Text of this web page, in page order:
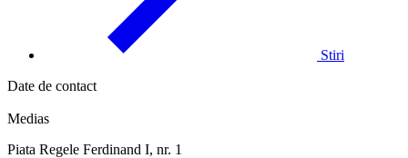
Stiri
Date de contact
Medias
Piata Regele Ferdinand I, nr. 1